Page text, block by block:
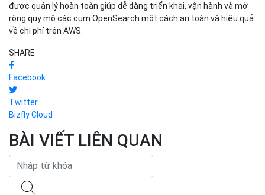
được quản lý hoàn toàn giúp dễ dàng triển khai, vận hành và mở
rộng quy mô các cụm OpenSearch một cách an toàn và hiệu quả
về chi phí trên AWS.
SHARE
Facebook
Twitter
Bizfly Cloud
BÀI VIẾT LIÊN QUAN